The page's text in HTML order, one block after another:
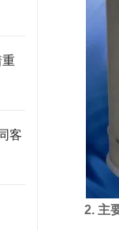
重
客
2. 主